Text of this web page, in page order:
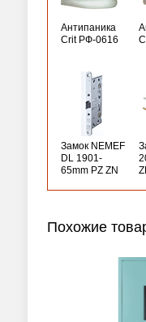
Антипаника
Crit РФ-0616
Замок NEMEF
DL 1901-
65mm PZ ZN
Похожие